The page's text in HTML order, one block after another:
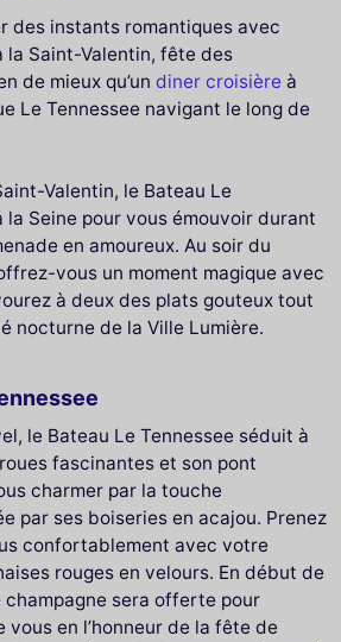
des instants romantiques avec
Saint-Valentin, fête des
de mieux qu’un diner croisière à
Le Tennessee navigant le long de
Valentin, le Bateau Le
la Seine pour vous émouvoir durant
en amoureux. Au soir du
vous un moment magique avec
à deux des plats gouteux tout
nocturne de la Ville Lumière.
le Bateau Le Tennessee séduit à
fascinantes et son pont
charmer par la touche
par ses boiseries en acajou. Prenez
confortablement avec votre
rouges en velours. En début de
champagne sera offerte pour
en l’honneur de la fête de